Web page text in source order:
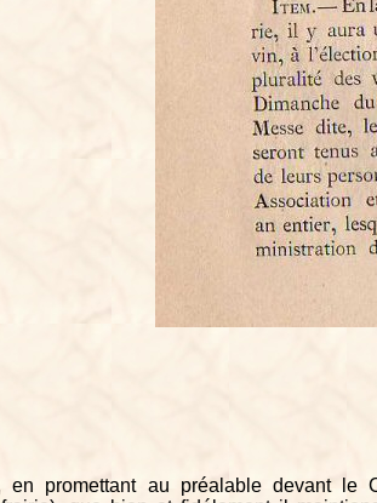
en promettant au préalable devant